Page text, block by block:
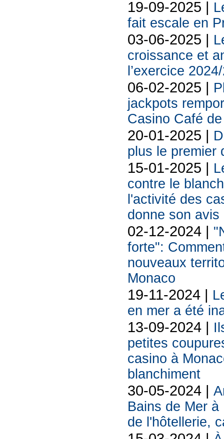
19-09-2025 |
fait escale en
03-06-2025 |
croissance et
l’exercice
06-02-2025 |
jackpots
Casino Café
20-01-2025 |
plus le premier
15-01-2025 |
contre le
l'activité des
donne son avis
02-12-2024 |
forte":
nouveaux
Monaco
19-11-2024 |
en mer a été
13-09-2024 |
petites
casino à
blanchiment
30-05-2024 |
Bains de Mer
de l'hôtellerie,